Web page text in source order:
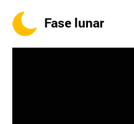
Fase lunar